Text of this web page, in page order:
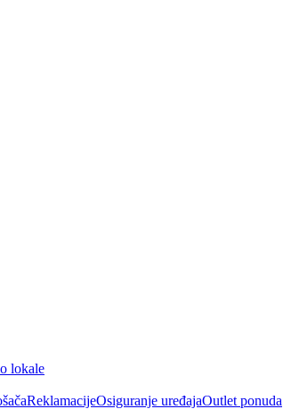
lokale
ReklamacijeOsiguranje uređajaOutlet ponuda